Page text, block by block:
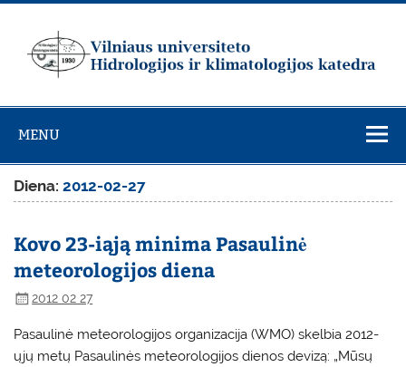
Skip
universiteto
Hidrologijos ir
klimatologijos
katedra
MENU
Diena:2012-02-27
Kovo 23-iąją minima Pasaulinė
meteorologijos diena
2012 02 27
Pasaulinė meteorologijos organizacija (WMO) skelbia 2012-
ųjų metų Pasaulinės meteorologijos dienos devizą: „Mūsų